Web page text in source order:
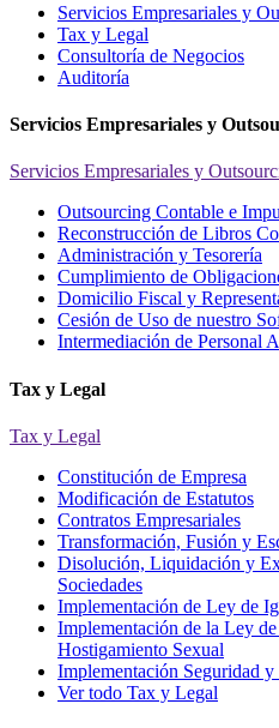
Servicios Empresariales y
Tax y Legal
Consultoría de Negocios
Auditoría
Servicios Empresariales y
Servicios Empresariales y
Outsourcing Contable e
Reconstrucción de Libros
Administración y Tesorería
Cumplimiento de
Domicilio Fiscal y
Cesión de Uso de nuestro
Intermediación de Personal
Tax y Legal
Tax y Legal
Constitución de Empresa
Modificación de Estatutos
Contratos Empresariales
Transformación, Fusión y
Disolución, Liquidación y
Sociedades
Implementación de Ley de
Implementación de la Ley
Hostigamiento Sexual
Implementación Seguridad
Ver todo Tax y Legal